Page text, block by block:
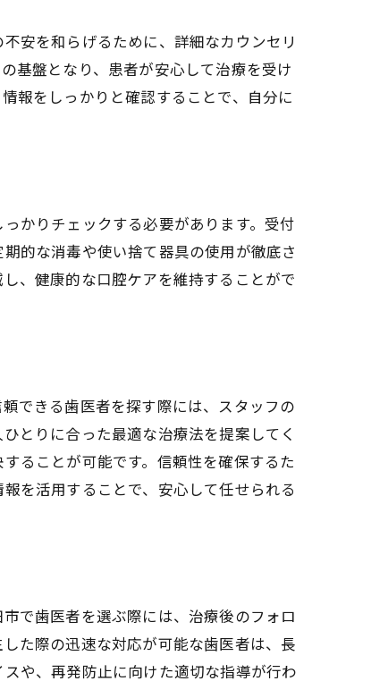
安を和らげるために、詳細なカウンセリ
基盤となり、患者が安心して治療を受け
報をしっかりと確認することで、自分に
かりチェックする必要があります。受付
的な消毒や使い捨て器具の使用が徹底さ
、健康的な口腔ケアを維持することがで
できる歯医者を探す際には、スタッフの
とりに合った最適な治療法を提案してく
ることが可能です。信頼性を確保するた
を活用することで、安心して任せられる
で歯医者を選ぶ際には、治療後のフォロ
た際の迅速な対応が可能な歯医者は、長
や、再発防止に向けた適切な指導が行わ